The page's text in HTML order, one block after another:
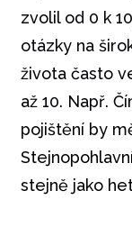
zvolil od 0 k
otázky na
života často
až 10. Např.
pojištění by
stejně jako